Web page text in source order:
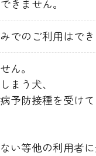
きません。
でのご利用はで
ん。
まう犬、
予防接種を受け
い等他の利用者